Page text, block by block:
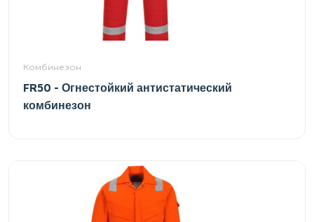
Комбинезон
FR50 - Огнестойкий антистатический
комбинезон